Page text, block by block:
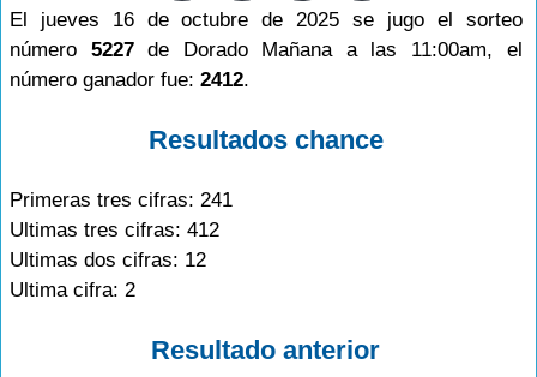
El jueves 16 de octubre de 2025 se jugo el sorteo
número 5227de Dorado Mañana a las 11:00am, el
número ganador fue: 2412.
Resultados chance
Primeras tres cifras: 241
Ultimas tres cifras: 412
Ultimas dos cifras: 12
Ultima cifra: 2
Resultado anterior